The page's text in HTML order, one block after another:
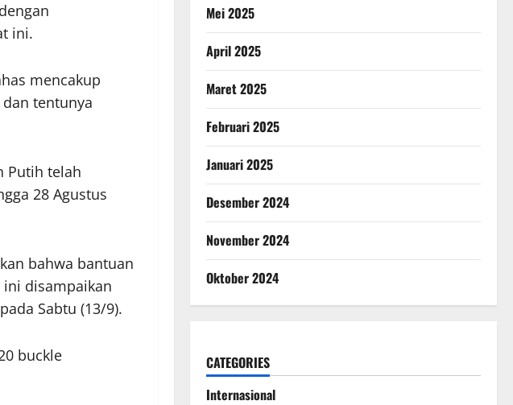
ini.
mencakup
tentunya
Putih telah
28 Agustus
bahwa bantuan
disampaikan
Sabtu (13/9).
buckle
Mei 2025
April 2025
Maret 2025
Februari 2025
Januari 2025
Desember 2024
November 2024
Oktober 2024
CATEGORIES
Internasional